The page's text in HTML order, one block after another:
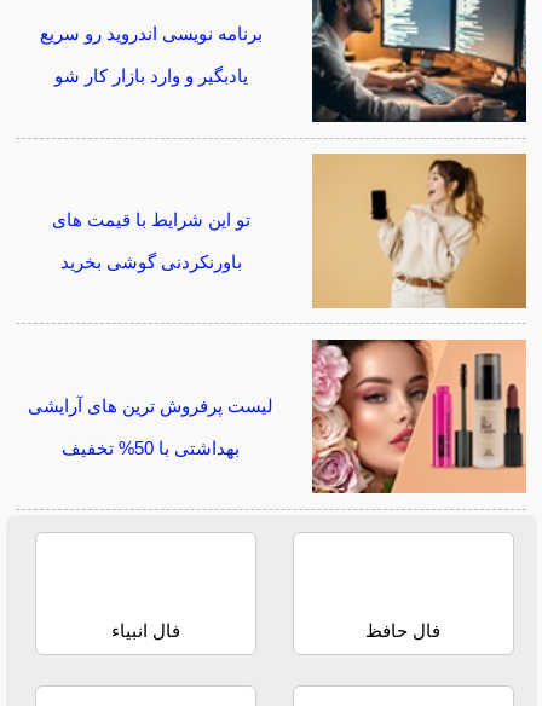
برنامه نویسی اندروید رو سریع
یادبگیر و وارد بازار کار شو
تو این شرایط با قیمت های
باورنکردنی گوشی بخرید
لیست پرفروش ترین های آرایشی
بهداشتی با 50% تخفیف
فال حافظ فال انبیاء